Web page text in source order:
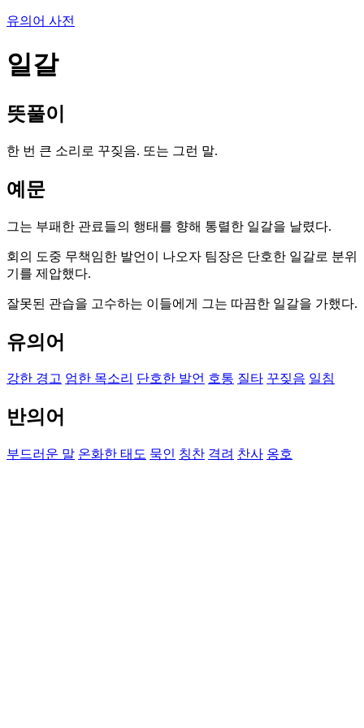
유의어 사전
일갈
뜻풀이
한 번 큰 소리로 꾸짖음. 또는 그런 말.
예문
그는 부패한 관료들의 행태를 향해 통렬한 일갈을 날렸다.
회의 도중 무책임한 발언이 나오자 팀장은 단호한 일갈로 분위
기를 제압했다.
잘못된 관습을 고수하는 이들에게 그는 따끔한 일갈을 가했다.
유의어
강한 경고 엄한 목소리 단호한 발언 호통 질타 꾸짖음 일침
반의어
부드러운 말 온화한 태도 묵인 칭찬 격려 찬사 옹호